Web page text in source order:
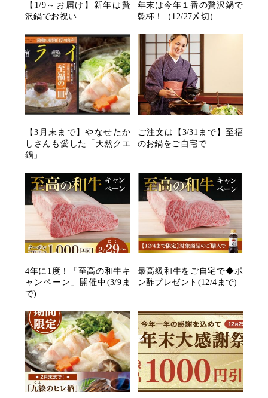
【1/9～お届け】新年は贅
沢鍋でお祝い
年末は今年１番の贅沢鍋で
乾杯！（12/27〆切）
【3月末まで】やなせたか
しさんも愛した「天然クエ
鍋」
ご注文は【3/31まで】至福
のお鍋をご自宅で
4年に1度！「至高の和牛キ
ャンペーン」開催中(3/9ま
で)
最高級和牛をご自宅で◆ポ
ン酢プレゼント(12/4まで)